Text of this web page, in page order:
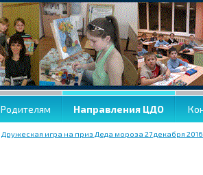
Родителям Направления ЦДО
Дружеская игра на приз Деда мороза 27 декабря 2016